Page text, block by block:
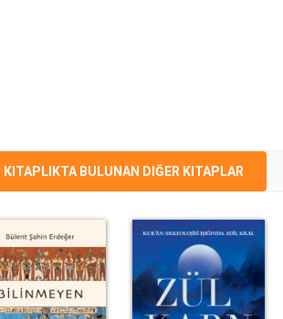
KITAPLIKTA BULUNAN DIĞER KITAPLAR